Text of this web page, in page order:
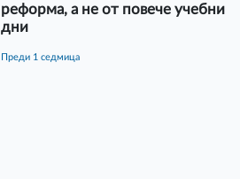
реформа, а не от повече учебни
дни
преди 1 седмица